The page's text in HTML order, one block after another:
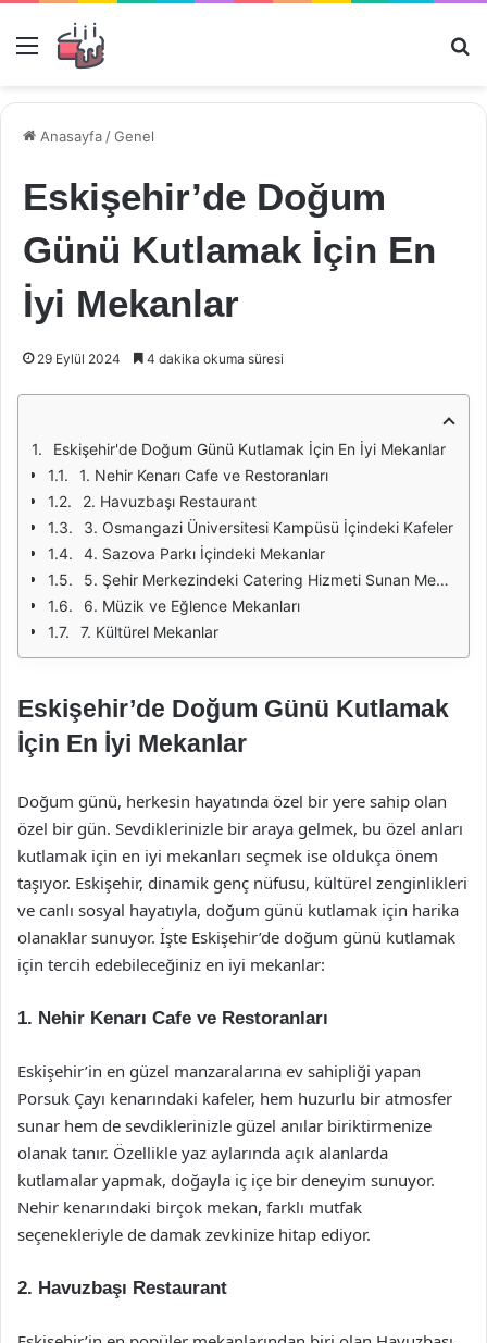
Menü
Anasayfa /Genel
Eskişehir’de Doğum
Günü Kutlamak İçin En
İyi Mekanlar
29 Eylül 2024 4 dakika okuma süresi
Eskişehir'de Doğum Günü Kutlamak İçin En İyi Mekanlar
1. Nehir Kenarı Cafe ve Restoranları
2. Havuzbaşı Restaurant
3. Osmangazi Üniversitesi Kampüsü İçindeki Kafeler
4. Sazova Parkı İçindeki Mekanlar
5. Şehir Merkezindeki Catering Hizmeti Sunan Mekanlar
6. Müzik ve Eğlence Mekanları
7. Kültürel Mekanlar
Eskişehir’de Doğum Günü Kutlamak
İçin En İyi Mekanlar
Doğum günü, herkesin hayatında özel bir yere sahip olan
özel bir gün. Sevdiklerinizle bir araya gelmek, bu özel anları
kutlamak için en iyi mekanları seçmek ise oldukça önem
taşıyor. Eskişehir, dinamik genç nüfusu, kültürel zenginlikleri
ve canlı sosyal hayatıyla, doğum günü kutlamak için harika
olanaklar sunuyor. İşte Eskişehir’de doğum günü kutlamak
için tercih edebileceğiniz en iyi mekanlar:
1. Nehir Kenarı Cafe ve Restoranları
Eskişehir’in en güzel manzaralarına ev sahipliği yapan
Porsuk Çayı kenarındaki kafeler, hem huzurlu bir atmosfer
sunar hem de sevdiklerinizle güzel anılar biriktirmenize
olanak tanır. Özellikle yaz aylarında açık alanlarda
kutlamalar yapmak, doğayla iç içe bir deneyim sunuyor.
Nehir kenarındaki birçok mekan, farklı mutfak
seçenekleriyle de damak zevkinize hitap ediyor.
2. Havuzbaşı Restaurant